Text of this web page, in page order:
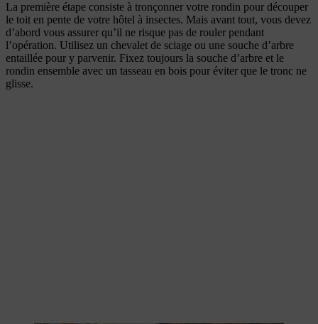
La première étape consiste à tronçonner votre rondin pour découper
le toit en pente de votre hôtel à insectes. Mais avant tout, vous devez
d’abord vous assurer qu’il ne risque pas de rouler pendant
l’opération. Utilisez un chevalet de sciage ou une souche d’arbre
entaillée pour y parvenir. Fixez toujours la souche d’arbre et le
rondin ensemble avec un tasseau en bois pour éviter que le tronc ne
glisse.